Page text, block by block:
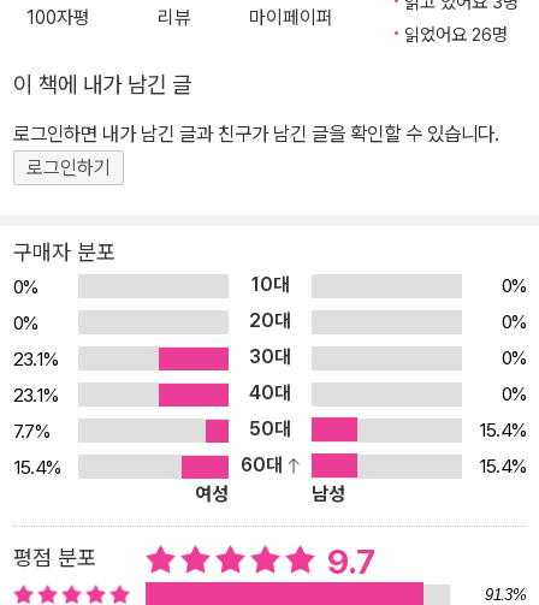
속을 걸었다. 이 책은 그 숲에서 만난 식물들과의 소통의 기록이다. 학
르다. 이 책을 추천한 김금희 작가의 말처럼, 그는 “나무가 불필요한
잎과 꽃을 버리기로 결심했을 때 개체 내부에서 일어나는 과학적 과
정들을 아는 이이며, 눈이 소복이 내리면 식물들은 안온한 보호 속에
일깨우는 다정한 기록이자, 상냥한 안내자”라 하기에 손색이 없다.
“우리는 살면서 자신이 지닌 경험을 바탕으로 하나씩 지식을 넓혀나
간다. 경험이 많으면 더 넓고 더 쉽게 이해한다. 예측도 쉬워진다. 그
러나 과연 인간의 지식으로 자연은 예측할 수 있는 것일까? 자연을
공부할 때 언제나 열린 생각을 가져야 함을 안다. 자연은 복잡하고 거
대하고 다양하니까. 결국 마지막 일곱 번째 종인 이 난초를 위해 내년
에 다시 이곳을 방문해야 한다. 하지만 괜찮다. 운이 나빴다는 생각이
들지 않는다. 이 습지 난초는 끊임없이 내가 가진 편견을 깨닫게 해주
쁘고 슬픈 것이 없다” 메릴랜드 숲을 걸으며 함께한 식물적 사색 작가
100자평 리뷰 마이페이퍼
읽었어요 26명
이 책에 내가 남긴 글
로그인하면 내가 남긴 글과 친구가 남긴 글을 확인할 수 있습니다.
로그인하기
구매자 분포
0% 10대
0%
0%
20대
0%
23.1%
30대
0%
23.1%
40대
0%
7.7%
50대
15.4%
15.4%
60대
15.4%
여성
남성
평점 분포 9.7
91.3%